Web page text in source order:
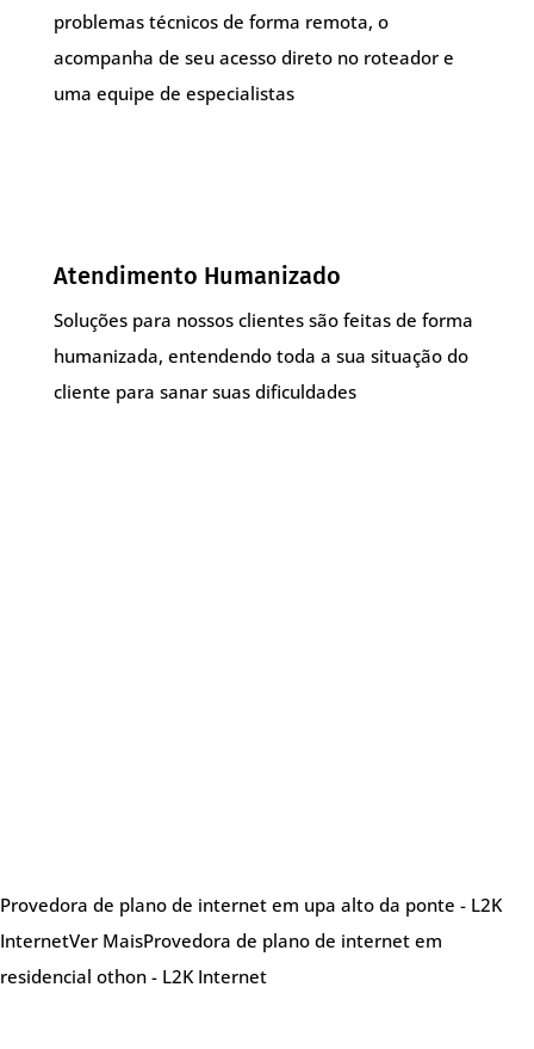
problemas técnicos de forma remota, o
acompanha de seu acesso direto no roteador e
uma equipe de especialistas
Atendimento Humanizado
Soluções para nossos clientes são feitas de forma
humanizada, entendendo toda a sua situação do
cliente para sanar suas dificuldades
Provedora de plano de internet em upa alto da ponte - L2K
InternetVer MaisProvedora de plano de internet em
residencial othon - L2K Internet